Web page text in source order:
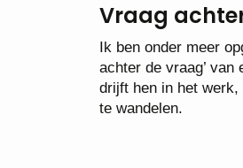
Vraag
Ik ben onder meer
achter de vraag’
drijft hen in het
te wandelen.